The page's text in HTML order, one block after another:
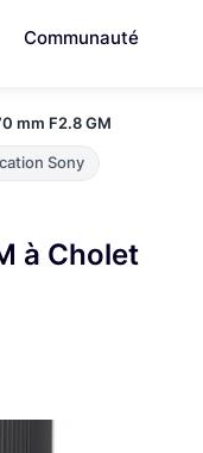
Communauté
mm F2.8 GM
Sony
à Cholet